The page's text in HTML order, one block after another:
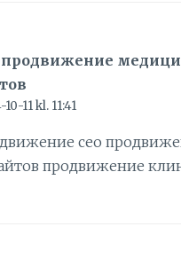
продвижение
11 kl. 11:41
сео
продвижение